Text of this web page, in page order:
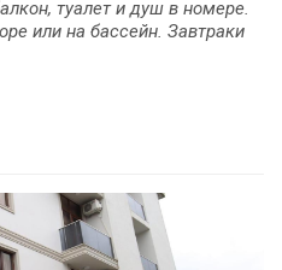
туалет и душ в номере.
или на бассейн. Завтраки